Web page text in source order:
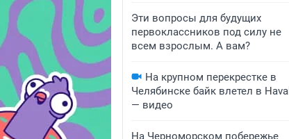
Эти вопросы для будущих
первоклассников под силу не
всем взрослым. А вам?
На крупном перекрестке в
Челябинске байк влетел в Haval
— видео
На Черноморском побережье